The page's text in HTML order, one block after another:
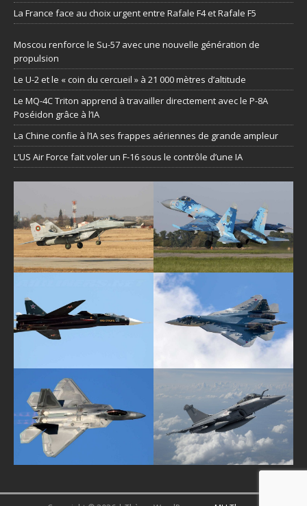
La France face au choix urgent entre Rafale F4 et Rafale F5
Moscou renforce le Su-57 avec une nouvelle génération de
propulsion
Le U-2 et le « coin du cercueil » à 21 000 mètres d’altitude
Le MQ-4C Triton apprend à travailler directement avec le P-8A
Poséidon grâce à l’IA
La Chine confie à l’IA ses frappes aériennes de grande ampleur
L’US Air Force fait voler un F-16 sous le contrôle d’une IA